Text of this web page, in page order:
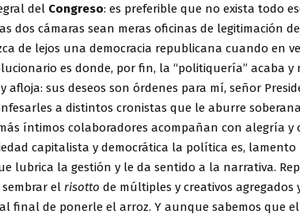
del Congreso: es preferible que no exista todo
dos cámaras sean meras oficinas de legitimación
de lejos una democracia republicana cuando en
es donde, por fin, la “politiquería” acaba y
afloja: sus deseos son órdenes para mí, señor
a distintos cronistas que le aburre
íntimos colaboradores acompañan con alegría y
capitalista y democrática la política es, lamento
lubrica la gestión y le da sentido a la narrativa.
el risotto de múltiples y creativos agregados
final de ponerle el arroz. Y aunque sabemos que el